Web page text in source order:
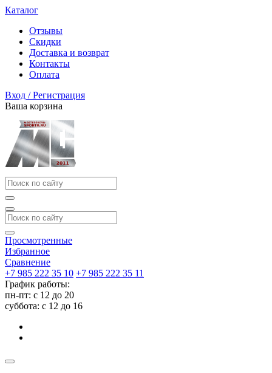
Каталог
Отзывы
Скидки
Доставка и возврат
Контакты
Оплата
Вход / Регистрация
Ваша корзина
Просмотренные
Избранное
Сравнение
+7 985 222 35 10 +7 985 222 35 11
График работы:
пн-пт: с 12 до 20
суббота: c 12 до 16